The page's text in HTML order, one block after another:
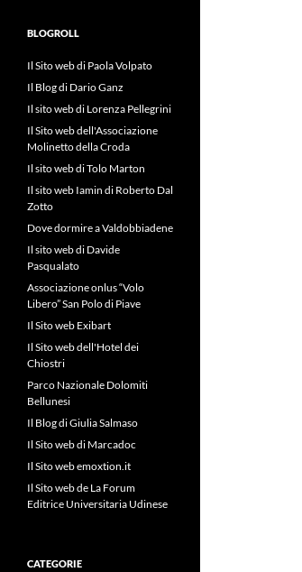
BLOGROLL
Il Sito web di Paola Volpato
Il Blog di Dario Ganz
Il sito web di Lorenza Pellegrini
Il Sito web dell'Associazione
Molinetto della Croda
Il sito web di Tolo Marton
Il sito web Iamin di Roberto Dal
Zotto
Dove dormire a Valdobbiadene
Il sito web di Davide
Pasqualato
Associazione onlus “Volo
Libero” San Polo di Piave
Il Sito web Exibart
Il Sito web dell'Hotel dei
Chiostri
Parco Nazionale Dolomiti
Bellunesi
Il Blog di Giulia Salmaso
Il Sito web di Marcadoc
Il Sito web emoxtion.it
Il Sito web de La Forum
Editrice Universitaria Udinese
CATEGORIE